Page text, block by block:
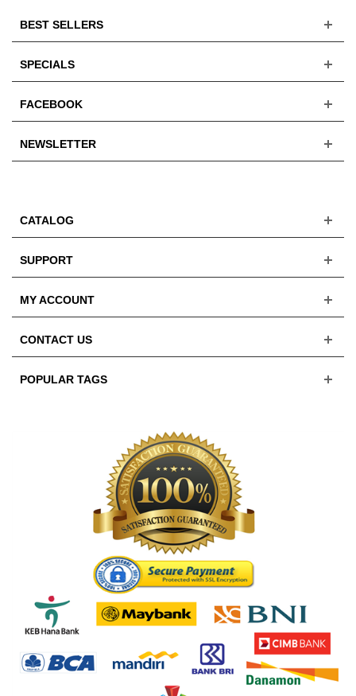
BEST SELLERS
SPECIALS
FACEBOOK
NEWSLETTER
CATALOG
SUPPORT
MY ACCOUNT
CONTACT US
POPULAR TAGS